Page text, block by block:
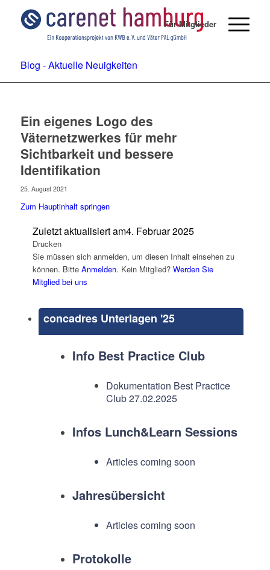
Für Mitglieder
Blog - Aktuelle Neuigkeiten
Ein eigenes Logo des
Väternetzwerkes für mehr
Sichtbarkeit und bessere
Identifikation
25. August 2021
Zum Hauptinhalt springen
concadres Unterlagen '25
Info Best Practice Club
Dokumentation Best Practice
Club 27.02.2025
Infos Lunch&Learn Sessions
Articles coming soon
Jahresübersicht
Articles coming soon
Protokolle
Zuletzt aktualisiert am4. Februar 2025
Drucken
Sie müssen sich anmelden, um diesen Inhalt einsehen zu
können. Bitte Anmelden. Kein Mitglied? Werden Sie
Mitglied bei uns